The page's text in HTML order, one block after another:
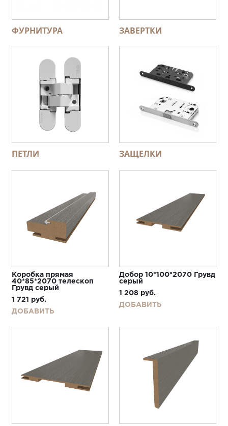
ФУРНИТУРА ЗАВЕРТКИ
ПЕТЛИ ЗАЩЕЛКИ
Коробка прямая
40*85*2070 телескоп
Грувд серый
1 721
руб.
ДОБАВИТЬ
Добор 10*100*2070 Грувд
серый
1 208 руб.
ДОБАВИТЬ